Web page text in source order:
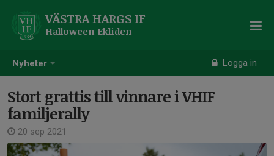
Nyheter Logga in
VÄSTRA HARGS IF
Halloween Ekliden
Stort grattis till vinnare i VHIF
familjerally
20 sep 2021